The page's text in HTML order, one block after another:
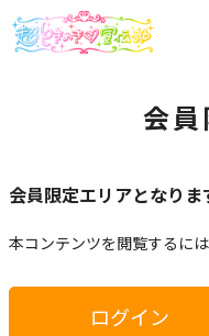
会
会員限定エリアとなりま
本コンテンツを閲覧するに
ログイン